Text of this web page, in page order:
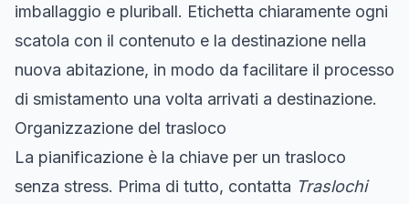
imballaggio e pluriball. Etichetta chiaramente ogni
scatola con il contenuto e la destinazione nella
nuova abitazione, in modo da facilitare il processo
di smistamento una volta arrivati a destinazione.
Organizzazione del trasloco
La pianificazione è la chiave per un trasloco
senza stress. Prima di tutto, contatta Traslochi